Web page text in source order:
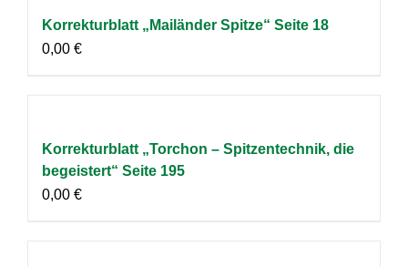
Korrekturblatt „Mailänder Spitze“ Seite 18
0,00 €
Korrekturblatt „Torchon – Spitzentechnik, die
begeistert“ Seite 195
0,00 €